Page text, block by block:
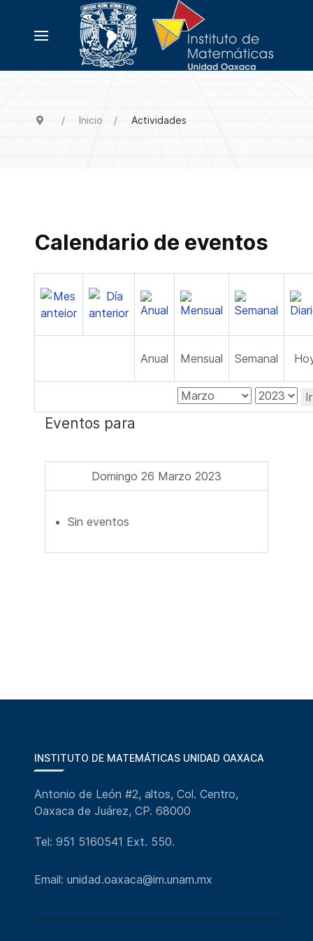
Inicio Actividades
Calendario de eventos
Anual Mensual Semanal
Eventos para
Domingo 26 Marzo 2023
Sin eventos
INSTITUTO DE MATEMÁTICAS UNIDAD OAXACA
Antonio de León #2, altos, Col. Centro,
Oaxaca de Juárez, CP. 68000
Tel: 951 5160541 Ext. 550.
Email: unidad.oaxaca@im.unam.mx